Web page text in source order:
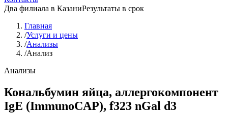
Два филиала в КазаниРезультаты в срок
Главная
/Услуги и цены
/Анализы
/Анализ
Анализы
Кональбумин яйца, аллергокомпонент
IgE (ImmunoCAP), f323 nGal d3